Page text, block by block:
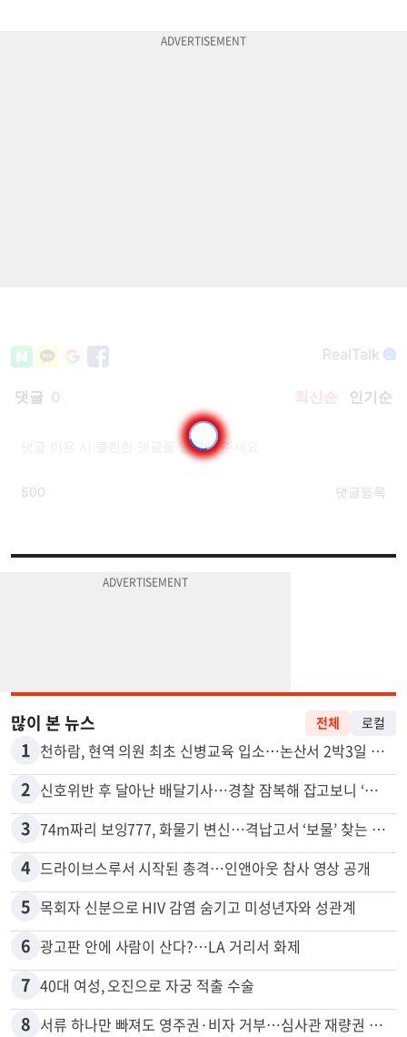
많이 본 뉴스 전체 로컬
1 천하람, 현역 의원 최초 신병교육 입소…논산서 2박3일 생활
2 신호위반 후 달아난 배달기사…경찰 잠복해 잡고보니 ‘반전’
3 74m짜리 보잉777, 화물기 변신…격납고서 ‘보물’ 찾는 인천공항
4 드라이브스루서 시작된 총격…인앤아웃 참사 영상 공개
5 목회자 신분으로 HIV 감염 숨기고 미성년자와 성관계
6 광고판 안에 사람이 산다?…LA 거리서 화제
7 40대 여성, 오진으로 자궁 적출 수술
8 서류 하나만 빠져도 영주권·비자 거부…심사관 재량권 대폭 확대